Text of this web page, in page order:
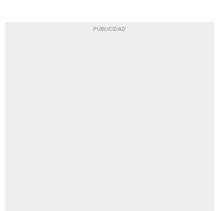
PUBLICIDAD